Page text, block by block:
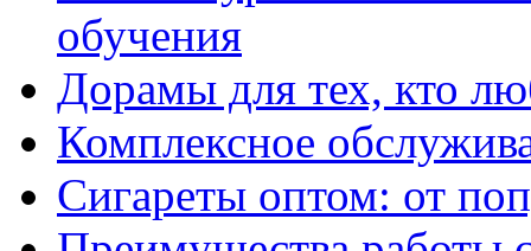
обучения
Дорамы для тех, кто
Комплексное
Сигареты оптом: от